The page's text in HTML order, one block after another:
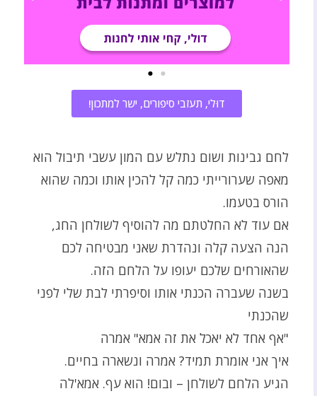
דוּלי, תעזבי סיפורים, ישר למתכון!
לחם גבינות ושום נתלש עם המון עשבי תיבול הוא
מאפה שערורייתי כמה קל להכין אותו וכמה שהוא
הורס בטעמו.
אם עוד לא החלטתם מה להוסיף לשולחן החג,
הנה הצעה קלה ונהדרת שאני מבטיחה לכם
שהאורחים שלכם יעופו על הלחם הזה.
בשנה שעברה הכנתי אותו וסיפרתי לבת שלי לפני
שהכנתי
"אף אחד לא יאכל את זה אמא" אמרה
איך אני אומרת תמיד? אמרה ונשארה בחיים.
הגיע הלחם לשולחן – ובום! הוא עף. אמא'לה